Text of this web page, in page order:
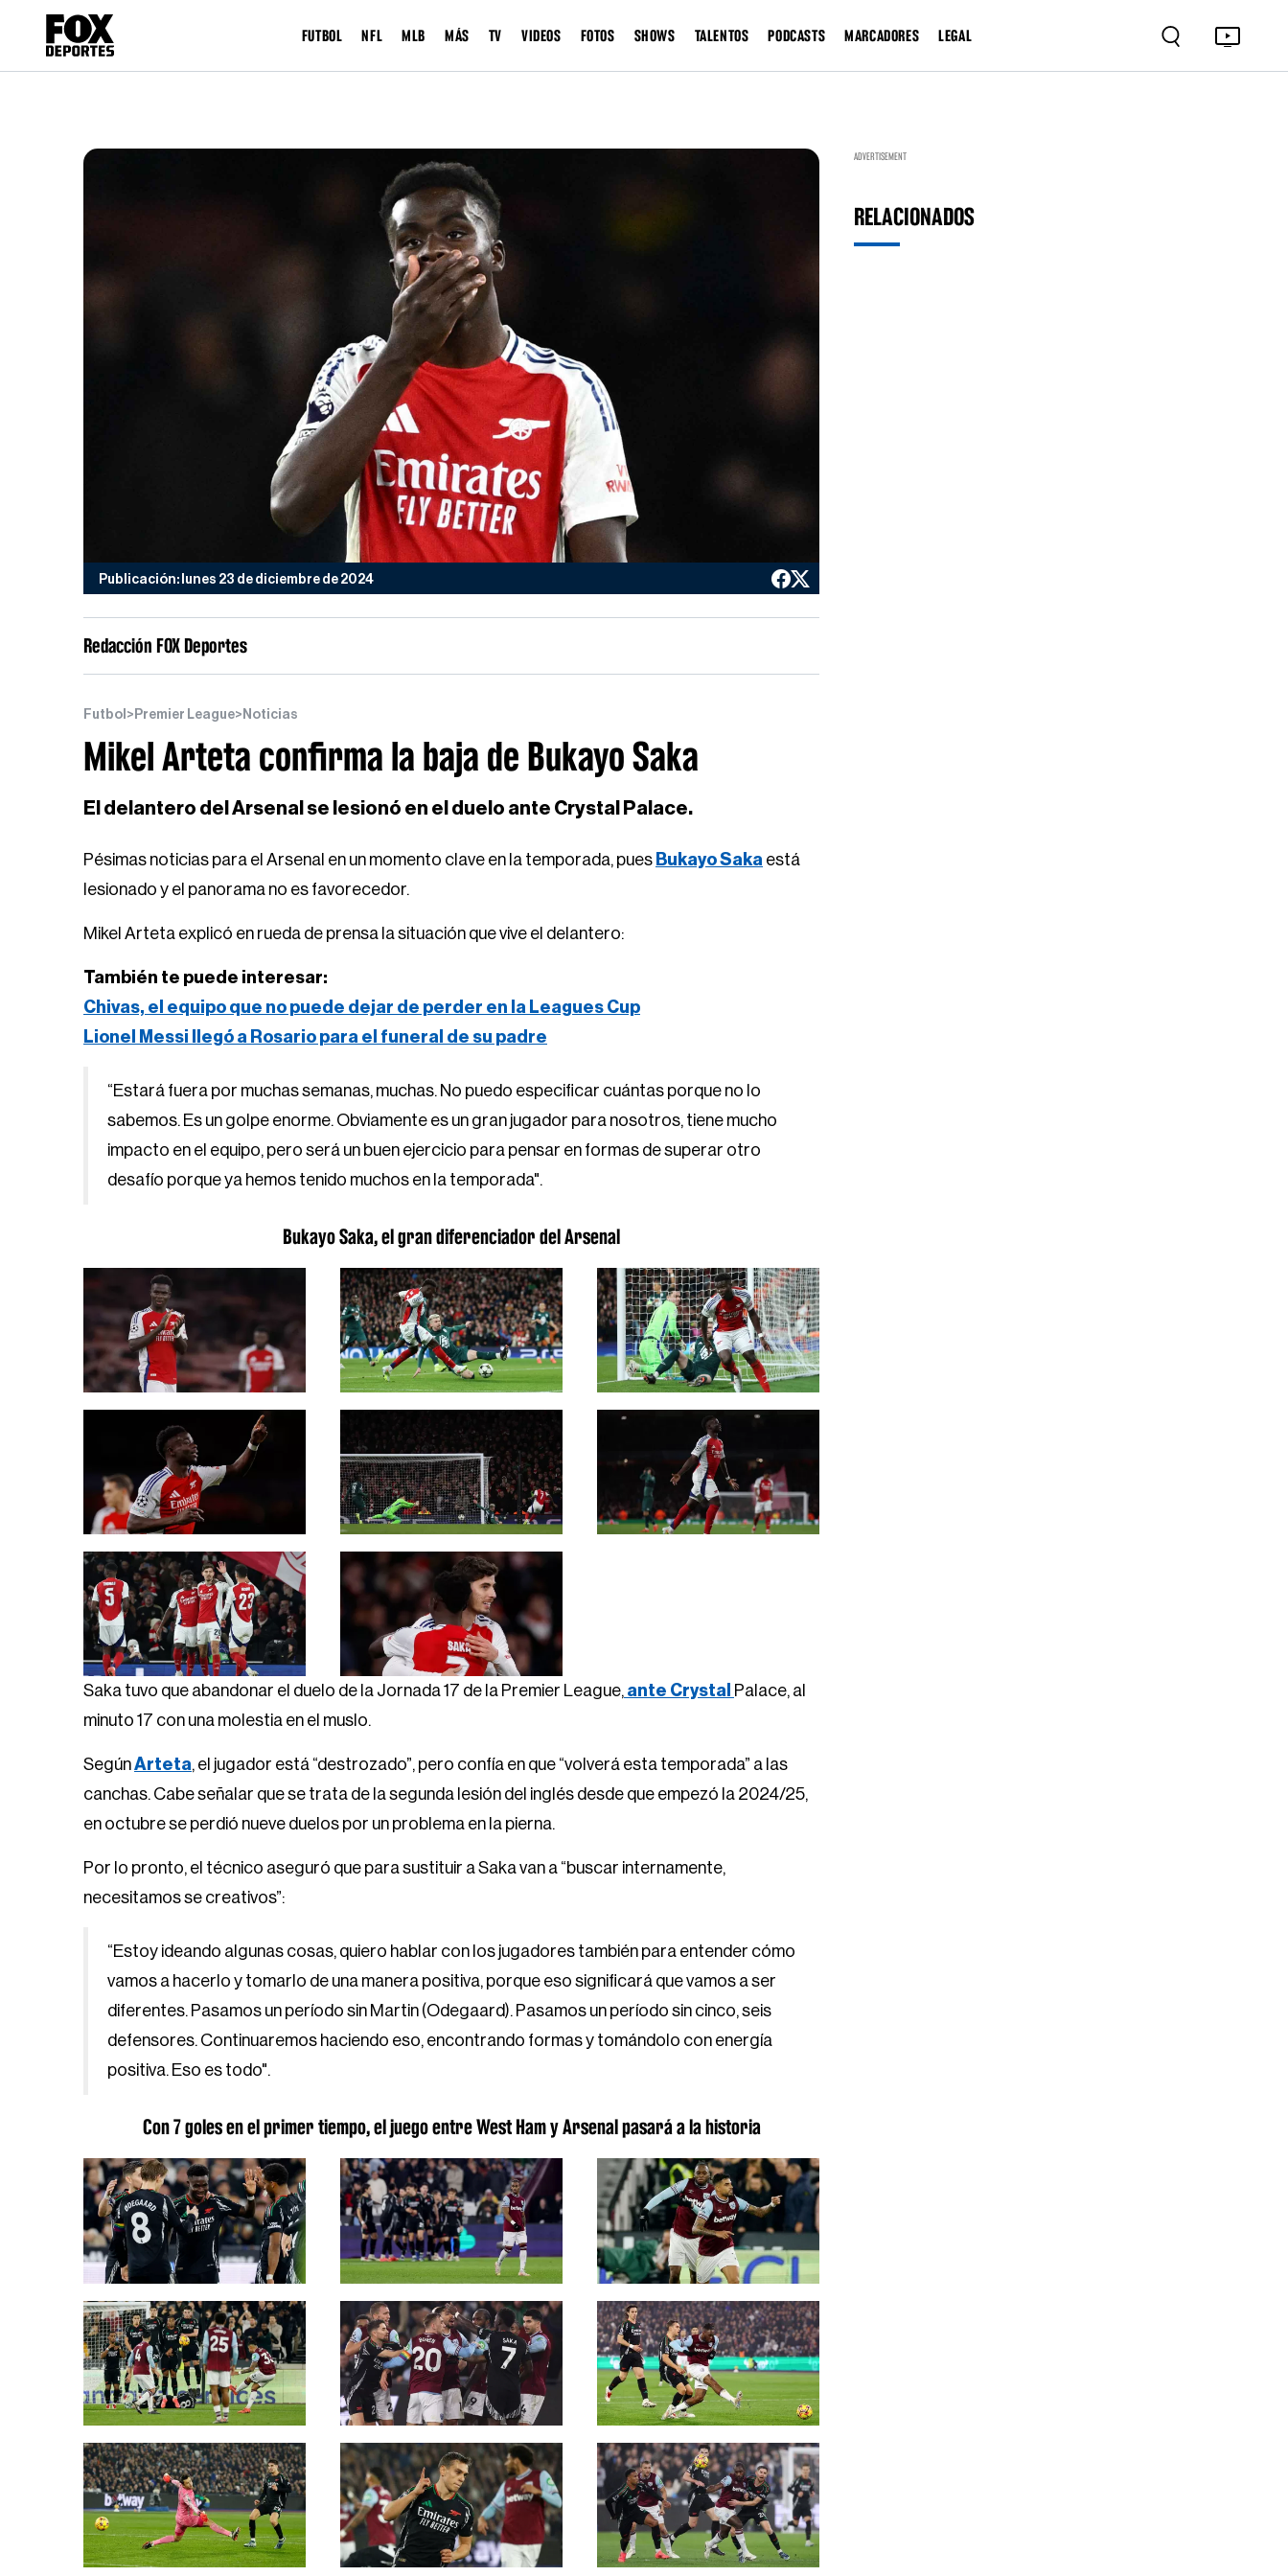
FUTBOL NFL MLB MÁS TV VIDEOS FOTOS SHOWS TALENTOS PODCASTS MARCADORES LEGAL
Publicación: lunes 23 de diciembre de 2024
Redacción FOX Deportes
Futbol > Premier League> Noticias
Mikel Arteta confirma la baja de Bukayo Saka
El delantero del Arsenal se lesionó en el duelo ante Crystal Palace.
Pésimas noticias para el Arsenal en un momento clave en la temporada, pues Bukayo Saka está
lesionado y el panorama no es favorecedor.
Mikel Arteta explicó en rueda de prensa la situación que vive el delantero:
También te puede interesar:
Chivas, el equipo que no puede dejar de perder en la Leagues Cup
Lionel Messi llegó a Rosario para el funeral de su padre
“Estará fuera por muchas semanas, muchas. No puedo especificar cuántas porque no lo
sabemos. Es un golpe enorme. Obviamente es un gran jugador para nosotros, tiene mucho
impacto en el equipo, pero será un buen ejercicio para pensar en formas de superar otro
desafío porque ya hemos tenido muchos en la temporada".
Bukayo Saka, el gran diferenciador del Arsenal
Saka tuvo que abandonar el duelo de la Jornada 17 de la Premier League, ante Crystal
Palace, al
minuto 17 con una molestia en el muslo.
SegúnArteta, el jugador está “destrozado”, pero confía en que “volverá esta temporada” a las
canchas. Cabe señalar que se trata de la segunda lesión del inglés desde que empezó la 2024/25,
en octubre se perdió nueve duelos por un problema en la pierna.
Por lo pronto, el técnico aseguró que para sustituir a Saka van a “buscar internamente,
necesitamos se creativos”:
“Estoy ideando algunas cosas, quiero hablar con los jugadores también para entender cómo
vamos a hacerlo y tomarlo de una manera positiva, porque eso significará que vamos a ser
diferentes. Pasamos un período sin Martin (Odegaard). Pasamos un período sin cinco, seis
defensores. Continuaremos haciendo eso, encontrando formas y tomándolo con energía
positiva. Eso es todo".
Con 7 goles en el primer tiempo, el juego entre West Ham y Arsenal pasará a la historia
ADVERTISEMENT
RELACIONADOS